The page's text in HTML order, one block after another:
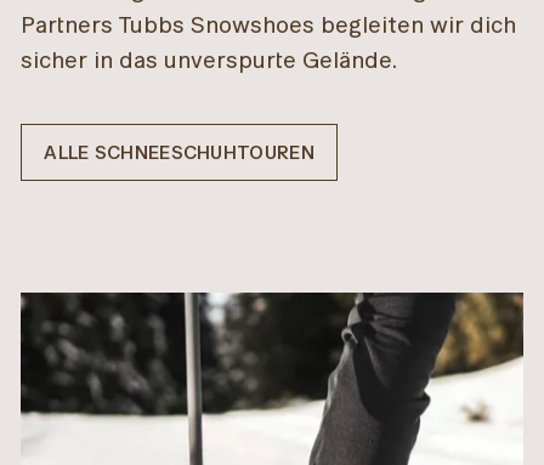
Partners Tubbs Snowshoes begleiten wir dich
sicher in das unverspurte Gelände.
ALLE SCHNEESCHUHTOUREN